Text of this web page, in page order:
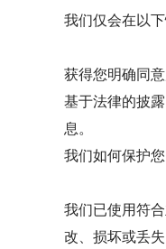
我们仅会在以
获得您明确同意
基于法律的披
息。
我们如何保护
我们已使用符
改、损坏或丢